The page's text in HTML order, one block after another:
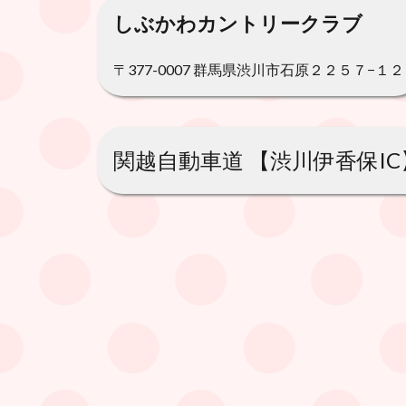
しぶかわカントリークラブ
〒377-0007 群馬県渋川市石原２２５７−１２
関越自動車道 【渋川伊香保